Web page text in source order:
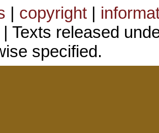
| copyright|
Texts released
specified.